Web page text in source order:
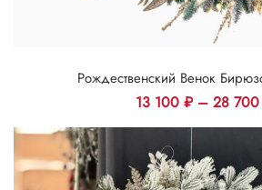
Рождественский Венок
13 100 ₽– 28 700